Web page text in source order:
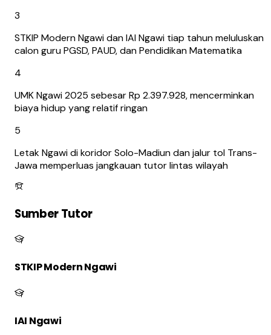
3
STKIP Modern Ngawi dan IAI Ngawi tiap tahun meluluskan
calon guru PGSD, PAUD, dan Pendidikan Matematika
4
UMK Ngawi 2025 sebesar Rp 2.397.928, mencerminkan
biaya hidup yang relatif ringan
5
Letak Ngawi di koridor Solo-Madiun dan jalur tol Trans-
Jawa memperluas jangkauan tutor lintas wilayah
Sumber Tutor
STKIP Modern Ngawi
IAI Ngawi